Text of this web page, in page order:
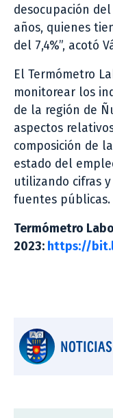
desocupación
años, quienes
del 7,4%”, acotó
El Termómetro
monitorear los
de la región de
aspectos
composición de
estado del
utilizando cifras
fuentes públicas.
Termómetro
2023: https://